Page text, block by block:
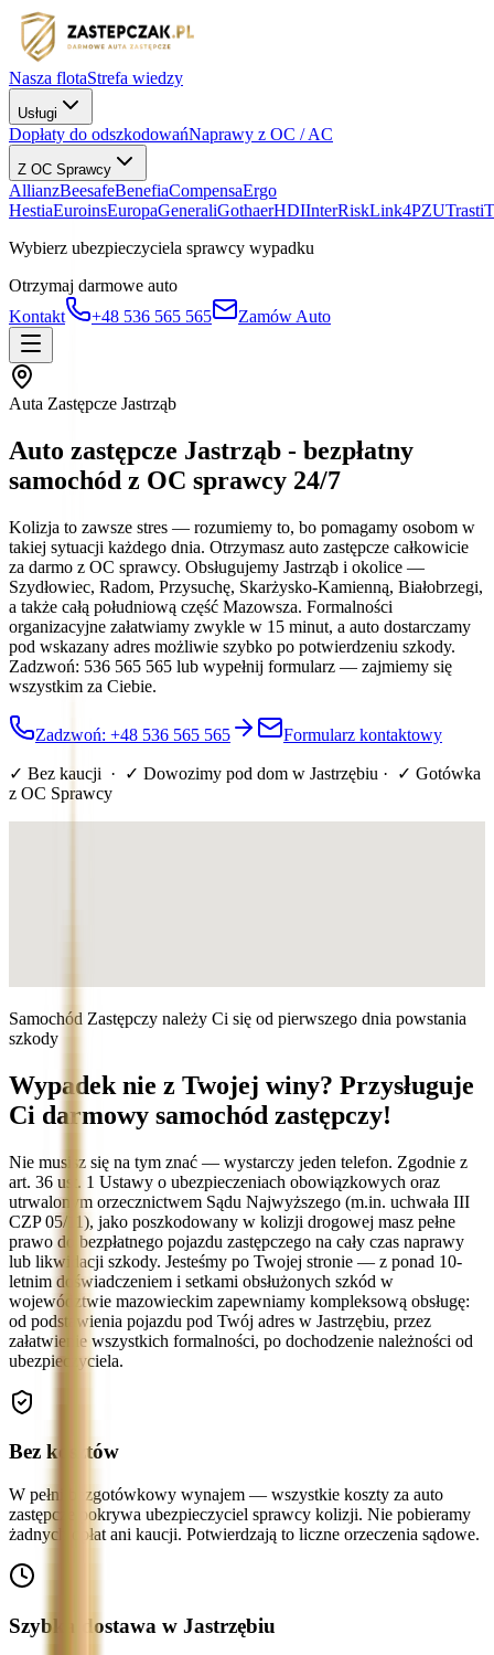
Nasza flotaStrefa wiedzy
Usługi
Dopłaty do odszkodowańNaprawy z OC / AC
Z OC Sprawcy
AllianzBeesafeBenefiaCompensaErgo
HestiaEuroinsEuropaGeneraliGothaerHDIInterRiskLink4PZUTrasti
Wybierz ubezpieczyciela sprawcy wypadku
Otrzymaj darmowe auto
Kontakt
+48 536 565 565 Zamów Auto
Auta Zastępcze Jastrząb
Auto zastępcze Jastrząb - bezpłatny
samochód z OC sprawcy 24/7
Kolizja to zawsze stres — rozumiemy to, bo pomagamy osobom w
takiej sytuacji każdego dnia. Otrzymasz auto zastępcze całkowicie
za darmo z OC sprawcy. Obsługujemy Jastrząb i okolice —
Szydłowiec, Radom, Przysuchę, Skarżysko-Kamienną, Białobrzegi,
a także całą południową część Mazowsza. Formalności
organizacyjne załatwiamy zwykle w 15 minut, a auto dostarczamy
pod wskazany adres możliwie szybko po potwierdzeniu szkody.
Zadzwoń: 536 565 565 lub wypełnij formularz — zajmiemy się
wszystkim za Ciebie.
Zadzwoń: +48 536 565 565 Formularz kontaktowy
✓ Bez kaucji · ✓ Dowozimy pod dom w Jastrzębiu · ✓ Gotówka
z OC Sprawcy
Samochód Zastępczy należy Ci się od pierwszego dnia powstania
szkody
Wypadek nie z Twojej winy? Przysługuje
Ci darmowy samochód zastępczy!
Nie musisz się na tym znać — wystarczy jeden telefon. Zgodnie z
art. 36 ust. 1 Ustawy o ubezpieczeniach obowiązkowych oraz
utrwalonym orzecznictwem Sądu Najwyższego (m.in. uchwała III
CZP 05/11), jako poszkodowany w kolizji drogowej masz pełne
prawo do bezpłatnego pojazdu zastępczego na cały czas naprawy
lub likwidacji szkody. Jesteśmy po Twojej stronie — z ponad 10-
letnim doświadczeniem i setkami obsłużonych szkód w
województwie mazowieckim zapewniamy kompleksową obsługę:
od podstawienia pojazdu pod Twój adres w Jastrzębiu, przez
załatwienie wszystkich formalności, po dochodzenie należności od
ubezpieczyciela.
Bez kosztów
W pełni bezgotówkowy wynajem — wszystkie koszty za auto
zastępcze pokrywa ubezpieczyciel sprawcy kolizji. Nie pobieramy
żadnych opłat ani kaucji. Potwierdzają to liczne orzeczenia sądowe.
Szybka dostawa w Jastrzębiu